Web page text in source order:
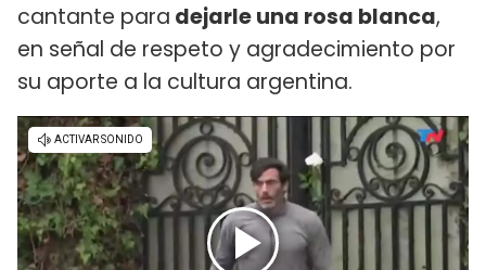
cantante para dejarle una rosa blanca,
en señal de respeto y agradecimiento por
su aporte a la cultura argentina.